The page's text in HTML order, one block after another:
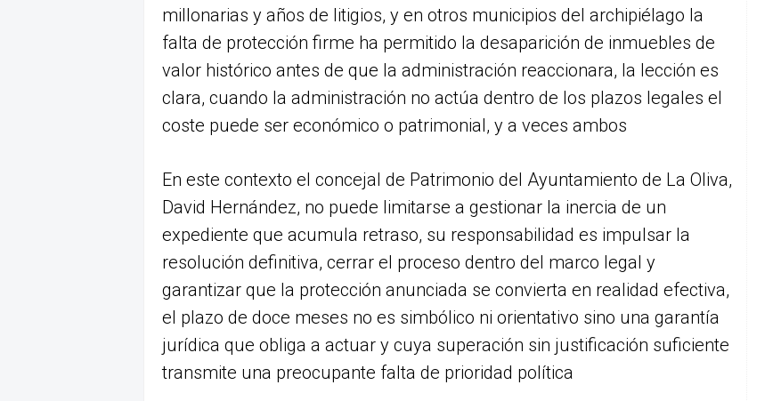
millonarias y años de litigios, y en otros municipios del archipiélago la
falta de protección firme ha permitido la desaparición de inmuebles de
valor histórico antes de que la administración reaccionara, la lección es
clara, cuando la administración no actúa dentro de los plazos legales el
coste puede ser económico o patrimonial, y a veces ambos
En este contexto el concejal de Patrimonio del Ayuntamiento de La Oliva,
David Hernández, no puede limitarse a gestionar la inercia de un
expediente que acumula retraso, su responsabilidad es impulsar la
resolución definitiva, cerrar el proceso dentro del marco legal y
garantizar que la protección anunciada se convierta en realidad efectiva,
el plazo de doce meses no es simbólico ni orientativo sino una garantía
jurídica que obliga a actuar y cuya superación sin justificación suficiente
transmite una preocupante falta de prioridad política